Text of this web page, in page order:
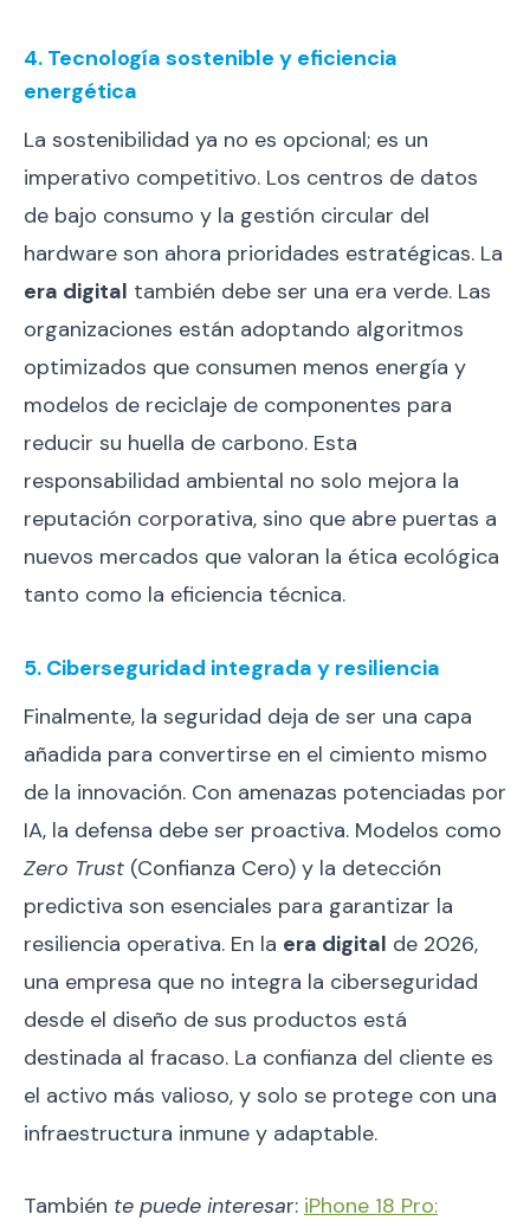
4. Tecnología sostenible y eficiencia
energética
La sostenibilidad ya no es opcional; es un
imperativo competitivo. Los centros de datos
de bajo consumo y la gestión circular del
hardware son ahora prioridades estratégicas. La
era digital también debe ser una era verde. Las
organizaciones están adoptando algoritmos
optimizados que consumen menos energía y
modelos de reciclaje de componentes para
reducir su huella de carbono. Esta
responsabilidad ambiental no solo mejora la
reputación corporativa, sino que abre puertas a
nuevos mercados que valoran la ética ecológica
tanto como la eficiencia técnica.
5. Ciberseguridad integrada y resiliencia
Finalmente, la seguridad deja de ser una capa
añadida para convertirse en el cimiento mismo
de la innovación. Con amenazas potenciadas por
IA, la defensa debe ser proactiva. Modelos como
Zero Trust (Confianza Cero) y la detección
predictiva son esenciales para garantizar la
resiliencia operativa. En la era digital de 2026,
una empresa que no integra la ciberseguridad
desde el diseño de sus productos está
destinada al fracaso. La confianza del cliente es
el activo más valioso, y solo se protege con una
infraestructura inmune y adaptable.
También te puede interesar: iPhone 18 Pro: